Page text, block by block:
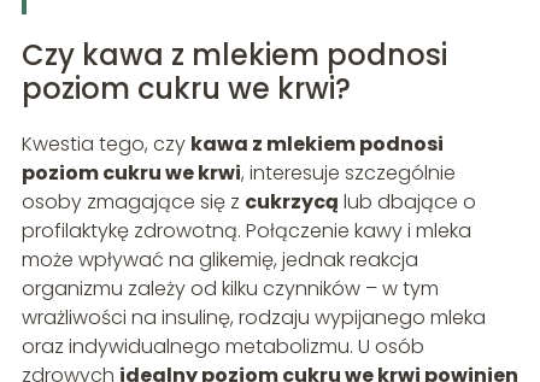
Czy kawa z mlekiem podnosi
poziom cukru we krwi?
Kwestia tego, czy kawa z mlekiem podnosi
poziom cukru we krwi, interesuje szczególnie
osoby zmagające się z cukrzycą lub dbające o
profilaktykę zdrowotną. Połączenie kawy i mleka
może wpływać na glikemię, jednak reakcja
organizmu zależy od kilku czynników – w tym
wrażliwości na insulinę, rodzaju wypijanego mleka
oraz indywidualnego metabolizmu. U osób
zdrowych idealny poziom cukru we krwi powinien